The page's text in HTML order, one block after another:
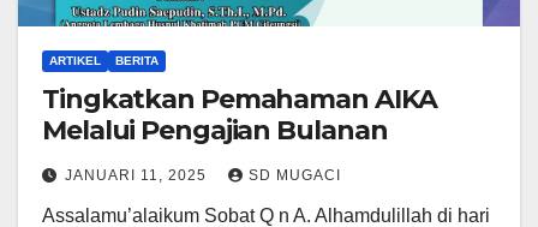
ARTIKEL BERITA
Tingkatkan Pemahaman AIKA
Melalui Pengajian Bulanan
JANUARI 11, 2025 SD MUGACI
Assalamu’alaikum Sobat Q n A. Alhamdulillah di hari